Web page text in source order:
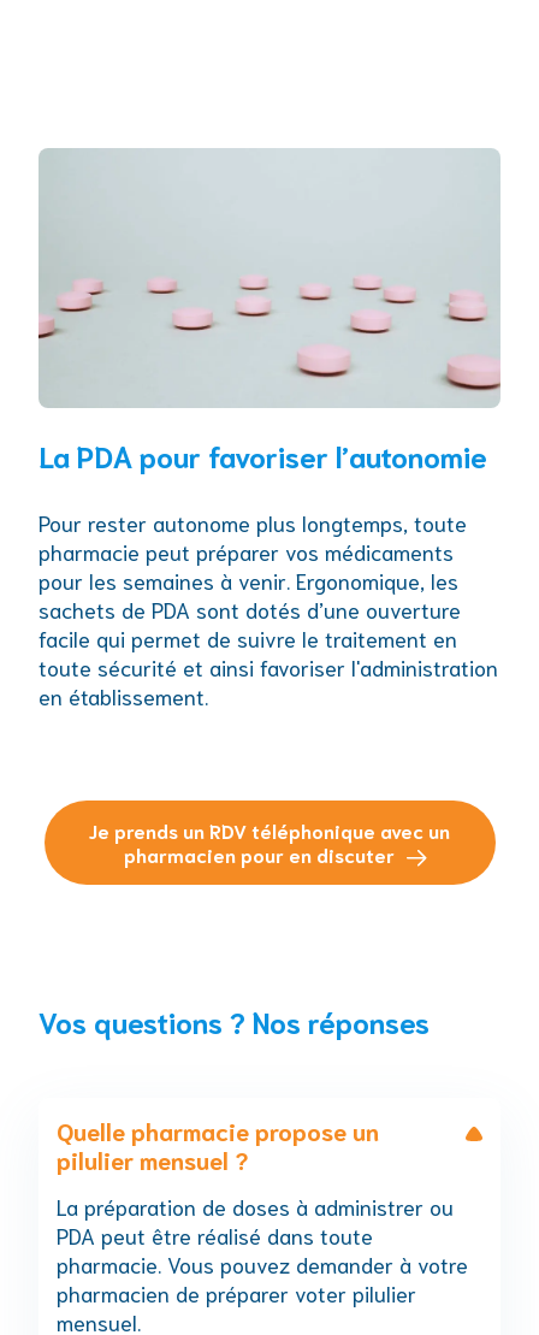
La PDA pour favoriser l’autonomie
Pour rester autonome plus longtemps, toute
pharmacie peut préparer vos médicaments
pour les semaines à venir. Ergonomique, les
sachets de PDA sont dotés d’une ouverture
facile qui permet de suivre le traitement en
toute sécurité et ainsi favoriser l'administration
en établissement.
Je prends un RDV téléphonique avec un
pharmacien pour en discuter
Vos questions ? Nos réponses
Quelle pharmacie propose un
pilulier mensuel ?
La préparation de doses à administrer ou
PDA peut être réalisé dans toute
pharmacie. Vous pouvez demander à votre
pharmacien de préparer voter pilulier
mensuel.